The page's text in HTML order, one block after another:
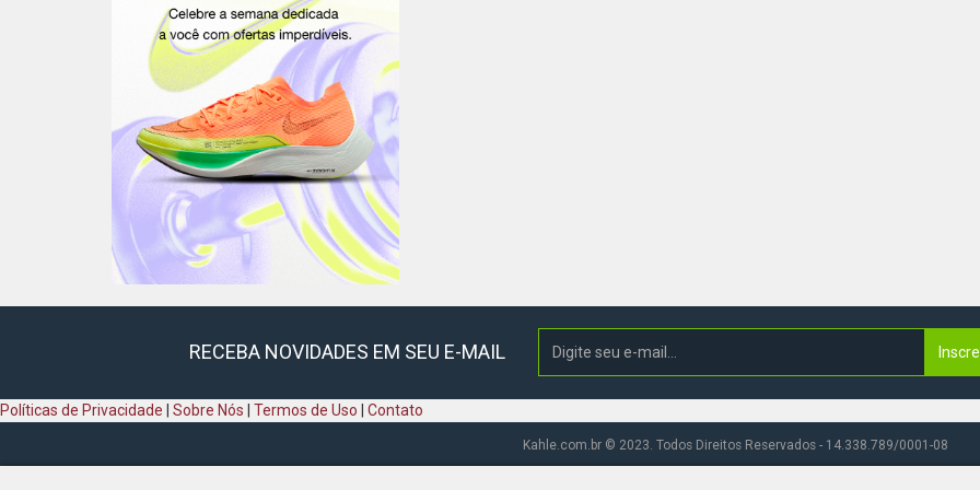
RECEBA NOVIDADES EM SEU E-MAIL
Políticas de Privacidade Sobre Nós Termos de Uso Contato
Kahle.com.br © 2023. Todos Direitos Reservados - 14.338.789/0001-08